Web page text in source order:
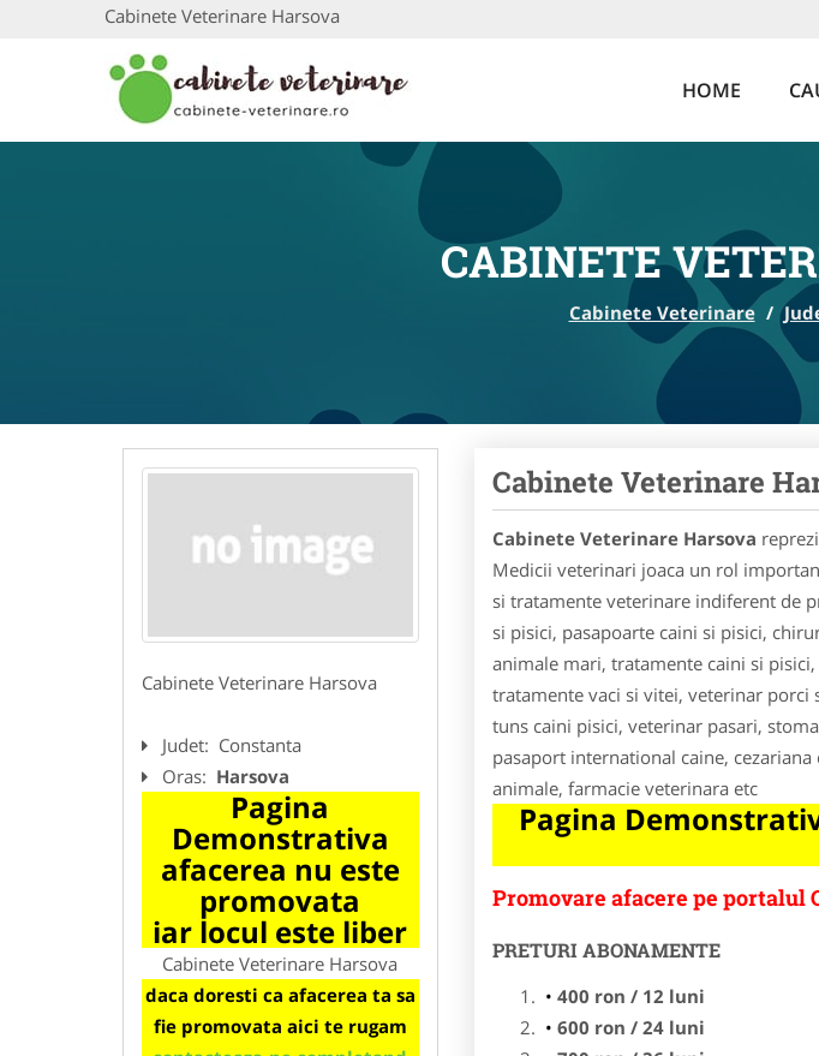
Cabinete Veterinare Harsova
HOME
CABINETE
Cabinete Veterinare /
Cabinete Veterinare Harsova
Judet: Constanta
Oras: Harsova
Pagina
Demonstrativa
afacerea nu este
promovata
iar locul este liber
Cabinete Veterinare Harsova
daca doresti ca afacerea ta sa
fie promovata aici te rugam
Cabinete Veterinare
Cabinete Veterinare Harsova
Medicii veterinari joaca un rol
si tratamente veterinare indiferent de
si pisici, pasapoarte caini si pisici,
animale mari, tratamente caini si
tratamente vaci si vitei, veterinar porci
tuns caini pisici, veterinar pasari,
pasaport international caine,
animale, farmacie veterinara etc
Pagina
Promovare afacere pe portalul
PRETURI ABONAMENTE
400 ron / 12 luni
600 ron / 24 luni